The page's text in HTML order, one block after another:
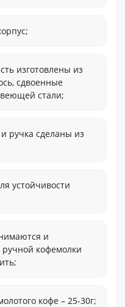
изготовлены из
сдвоенные
стали;
ручка сделаны из
устойчивости
и
ручной кофемолки
кофе – 25-30г;